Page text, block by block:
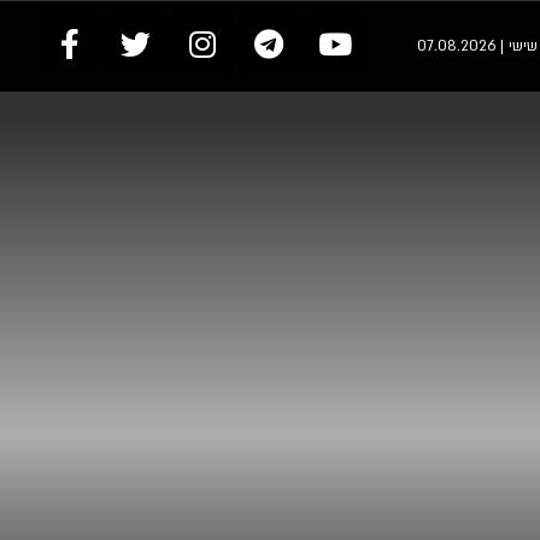
| 07.08.2026